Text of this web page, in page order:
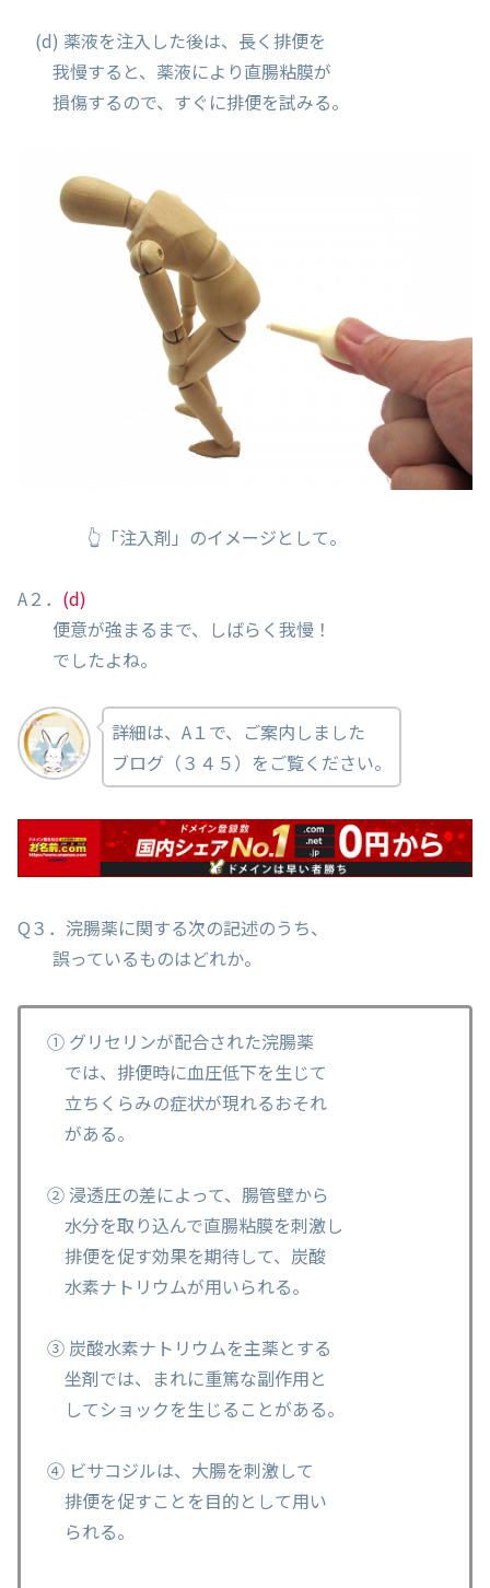
(d) 薬液を注入した後は、長く排便を
我慢すると、薬液により直腸粘膜が
損傷するので、すぐに排便を試みる。
👆「注入剤」のイメージとして。
A２． (d)
便意が強まるまで、しばらく我慢！
でしたよね。
詳細は、A１で、ご案内しました
ブログ（３４５）をご覧ください。
Q３．浣腸薬に関する次の記述のうち、
誤っているものはどれか。
① グリセリンが配合された浣腸薬
では、排便時に血圧低下を生じて
立ちくらみの症状が現れるおそれ
がある。
② 浸透圧の差によって、腸管壁から
水分を取り込んで直腸粘膜を刺激し
排便を促す効果を期待して、炭酸
水素ナトリウムが用いられる。
③ 炭酸水素ナトリウムを主薬とする
坐剤では、まれに重篤な副作用と
してショックを生じることがある。
④ ビサコジルは、大腸を刺激して
排便を促すことを目的として用い
られる。